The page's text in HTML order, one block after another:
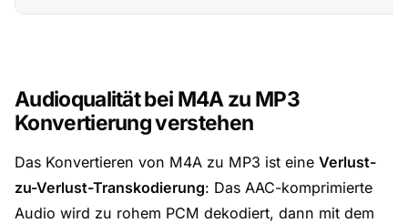
Audioqualität bei M4A zu MP3
Konvertierung verstehen
Das Konvertieren von M4A zu MP3 ist eine Verlust-
zu-Verlust-Transkodierung: Das AAC-komprimierte
Audio wird zu rohem PCM dekodiert, dann mit dem